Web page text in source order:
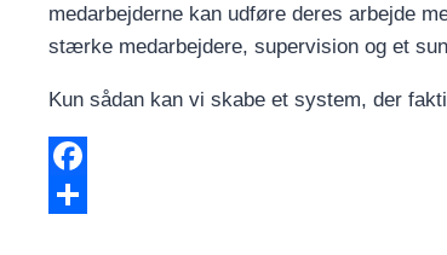
medarbejderne kan udføre deres arbejde
stærke medarbejdere, supervision og et
Kun sådan kan vi skabe et system, der
Facebook